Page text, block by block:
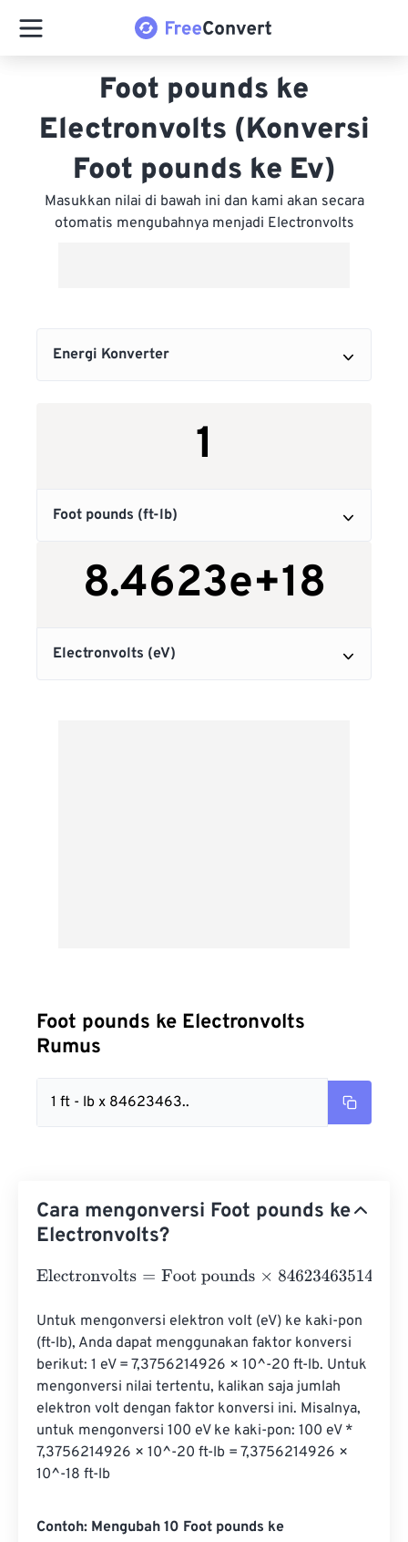
Foot pounds ke
Electronvolts (Konversi
Foot pounds ke Ev)
Masukkan nilai di bawah ini dan kami akan secara
otomatis mengubahnya menjadi Electronvolts
Foot pounds ke Electronvolts
Rumus
1 ft - lb x 84623463..
Cara mengonversi Foot pounds ke
Electronvolts?
Electronvolts=Foot pounds×8462346351446645000
Untuk mengonversi elektron volt (eV) ke kaki-pon
(ft-lb), Anda dapat menggunakan faktor konversi
berikut: 1 eV = 7,3756214926 × 10^-20 ft-lb. Untuk
mengonversi nilai tertentu, kalikan saja jumlah
elektron volt dengan faktor konversi ini. Misalnya,
untuk mengonversi 100 eV ke kaki-pon: 100 eV *
7,3756214926 × 10^-20 ft-lb = 7,3756214926 ×
10^-18 ft-lb
Contoh: Mengubah 10 Foot pounds ke